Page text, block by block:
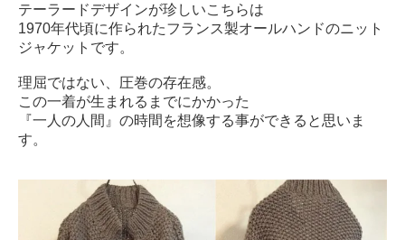
テーラードデザインが珍しいこちらは
1970年代頃に作られたフランス製オールハンドのニット
ジャケットです。
理屈ではない、圧巻の存在感。
この一着が生まれるまでにかかった
『一人の人間』の時間を想像する事ができると思いま
す。